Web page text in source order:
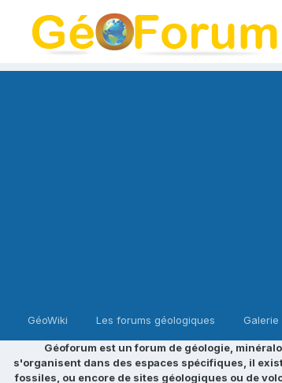
GéoWiki Les forums géologiques Galerie
Géoforum est un forum de géologie,
s'organisent dans des espaces spécifiques, il
fossiles, ou encore de sites géologiques ou de